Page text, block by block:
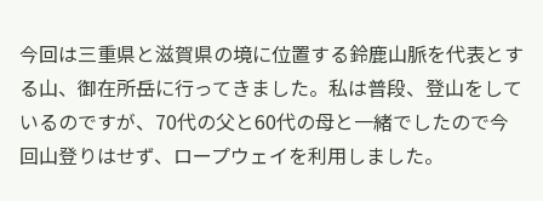
今回は三重県と滋賀県の境に位置する鈴鹿山脈を代表とす
る山、御在所岳に行ってきました。私は普段、登山をして
いるのですが、70代の父と60代の母と一緒でしたので今
回山登りはせず、ロープウェイを利用しました。